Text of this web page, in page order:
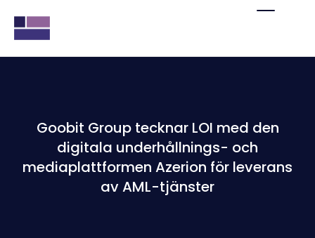
Goobit Group tecknar LOI med den
digitala underhållnings- och
mediaplattformen Azerion för leverans
av AML-tjänster